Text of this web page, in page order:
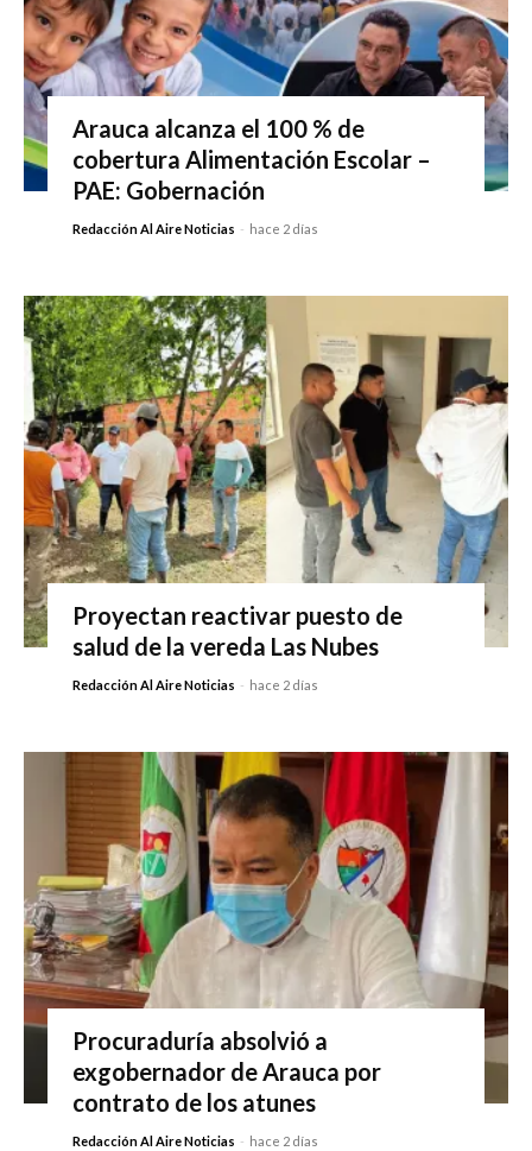
Arauca alcanza el 100 % de
cobertura Alimentación Escolar –
PAE: Gobernación
Redacción Al Aire Noticias - hace 2 días
Proyectan reactivar puesto de
salud de la vereda Las Nubes
Redacción Al Aire Noticias - hace 2 días
Procuraduría absolvió a
exgobernador de Arauca por
contrato de los atunes
Redacción Al Aire Noticias - hace 2 días